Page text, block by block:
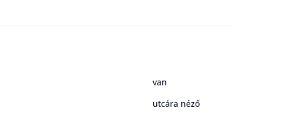
van
utcára néző